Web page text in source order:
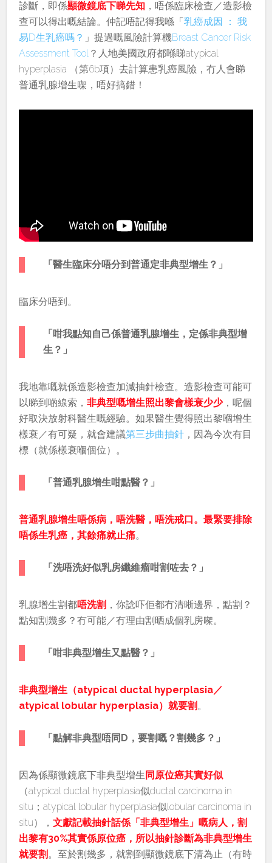
診斷，即係顯微鏡底下睇先知 ，唔係臨床檢查／造影檢
查可以得出嘅結論。仲記唔記得我喺「乳癌成因 ： 我
易D生乳癌嗎？ 」提過嘅風險計算機Breast Cancer Risk
Assessment Tool ？人地美國政府都喺睇atypical
hyperplasia （第6b項）去計算患乳癌風險，冇人會睇
普通乳腺增生㗎，唔好搞錯！
「醫生臨床分唔分到普通定非典型增生？」
臨床分唔到。
「咁我點知自己係普通乳腺增生，定係非典型增
生？」
我地靠嘅就係造影檢查加減抽針檢查。造影檢查可能可
以睇到啲線索，非典型嘅增生照出黎會樣衰少少，呢個
好取決放射科醫生嘅經驗。如果醫生覺得照出黎嗰增生
樣衰／有可疑，就會建議第三步曲抽針 ，因為今次有目
標（就係樣衰嗰個位）。
「普通乳腺增生咁點醫？」
普通乳腺增生唔係病，唔洗醫，唔洗戒口。最緊要排除
唔係生乳癌，其餘痛就止痛。
「洗唔洗好似乳房纖維瘤咁割咗去？」
乳腺增生割都唔洗割 ，你諗吓佢都冇清晰邊界，點割？
點知割幾多？冇可能／冇理由割晒成個乳房㗎。
「咁非典型增生又點醫？」
非典型增生（atypical ductal hyperplasia／
atypical lobular hyperplasia）就要割。
「點解非典型唔同D，要割嘅？割幾多？」
因為係顯微鏡底下非典型增生 同原位癌其實好似
（atypical ductal hyperplasia似ductal carcinoma in
situ；atypical lobular hyperplasia似lobular carcinoma in
situ），文獻記載抽針話係「非典型增生」嘅病人，割
出黎有30%其實係原位癌，所以抽針診斷為非典型增生
就要割。至於割幾多，就割到顯微鏡底下清為止（有時